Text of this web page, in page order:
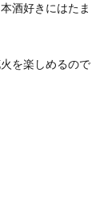
酒好きにはたま
を楽しめるので